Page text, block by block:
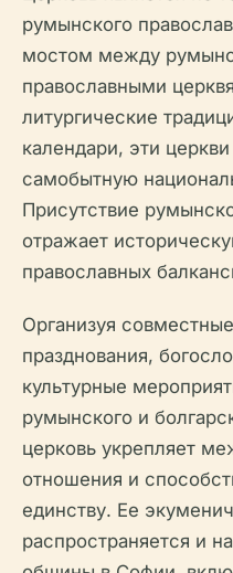
румынского
мостом между
православными
литургические
календари, эти
самобытную
Присутствие
отражает
православных
Организуя
празднования,
культурные
румынского и
церковь укрепляет
отношения и
единству. Ее
распространяется и